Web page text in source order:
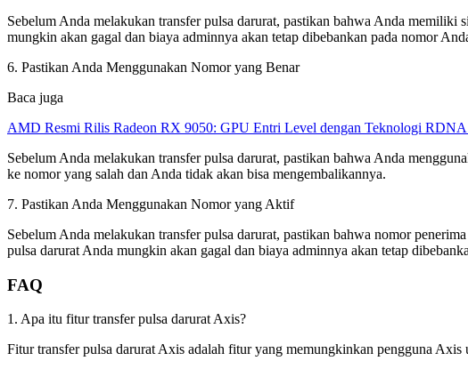
Sebelum Anda melakukan transfer pulsa darurat, pastikan bahwa Anda
mungkin akan gagal dan biaya adminnya akan tetap dibebankan pada nomor
6. Pastikan Anda Menggunakan Nomor yang Benar
Baca juga
AMD Resmi Rilis Radeon RX 9050: GPU Entri Level dengan Teknologi RDNA
Sebelum Anda melakukan transfer pulsa darurat, pastikan bahwa Anda
ke nomor yang salah dan Anda tidak akan bisa mengembalikannya.
7. Pastikan Anda Menggunakan Nomor yang Aktif
Sebelum Anda melakukan transfer pulsa darurat, pastikan bahwa nomor
pulsa darurat Anda mungkin akan gagal dan biaya adminnya akan tetap
FAQ
1. Apa itu fitur transfer pulsa darurat Axis?
Fitur transfer pulsa darurat Axis adalah fitur yang memungkinkan pengguna